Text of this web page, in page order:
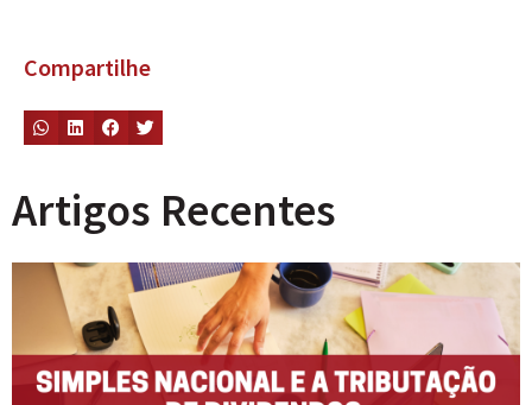
Compartilhe
Artigos Recentes